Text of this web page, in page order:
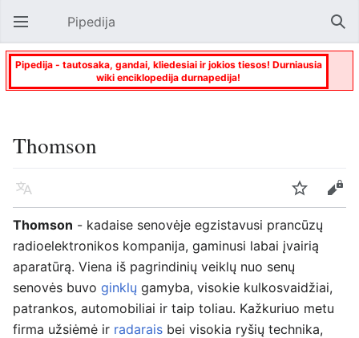
Atverti pagrindinį meniu Pipedija
Pipedija - tautosaka, gandai, kliedesiai ir jokios tiesos! Durniausia
wiki enciklopedija durnapedija!
Thomson
Kalba Stebėti
Keisti
Thomson - kadaise senovėje egzistavusi prancūzų
radioelektronikos kompanija, gaminusi labai įvairią
aparatūrą. Viena iš pagrindinių veiklų nuo senų
senovės buvo ginklų gamyba, visokie kulkosvaidžiai,
patrankos, automobiliai ir taip toliau. Kažkuriuo metu
firma užsiėmė ir radarais bei visokia ryšių technika,